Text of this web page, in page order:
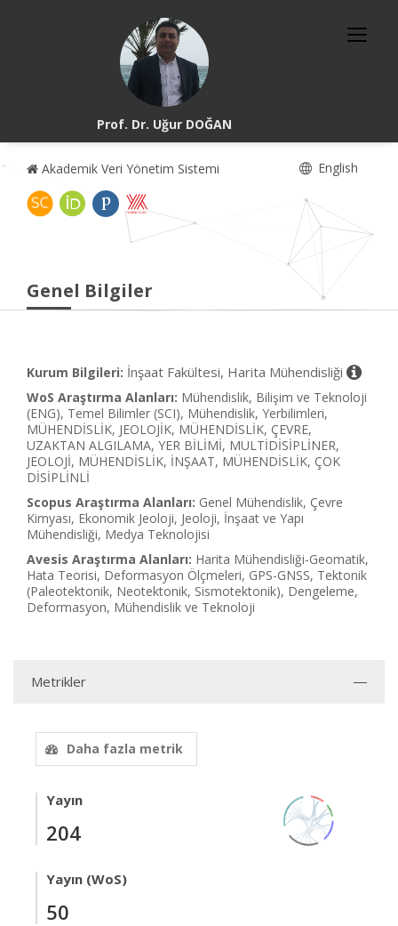
Prof. Dr. Uğur DOĞAN
Akademik Veri Yönetim Sistemi English
Genel Bilgiler
Kurum Bilgileri: İnşaat Fakültesi, Harita Mühendisliği
WoS Araştırma Alanları: Mühendislik, Bilişim ve Teknoloji
(ENG), Temel Bilimler (SCI), Mühendislik, Yerbilimleri,
MÜHENDİSLİK, JEOLOJİK, MÜHENDİSLİK, ÇEVRE,
UZAKTAN ALGILAMA, YER BİLİMİ, MULTİDİSİPLİNER,
JEOLOJİ, MÜHENDİSLİK, İNŞAAT, MÜHENDİSLİK, ÇOK
DİSİPLİNLİ
Scopus Araştırma Alanları: Genel Mühendislik, Çevre
Kimyası, Ekonomik Jeoloji, Jeoloji, İnşaat ve Yapı
Mühendisliği, Medya Teknolojisi
Avesis Araştırma Alanları: Harita Mühendisliği-Geomatik,
Hata Teorisi, Deformasyon Ölçmeleri, GPS-GNSS, Tektonik
(Paleotektonik, Neotektonik, Sismotektonik), Dengeleme,
Deformasyon, Mühendislik ve Teknoloji
Metrikler
Daha fazla metrik
Yayın
204
Yayın (WoS)
50